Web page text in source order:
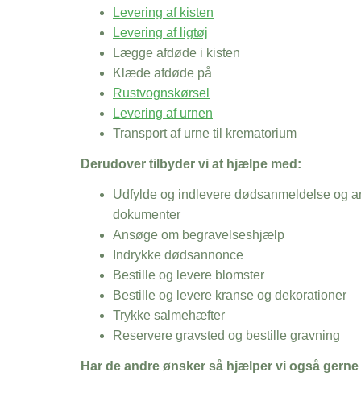
Levering af kisten
Levering af ligtøj
Lægge afdøde i kisten
Klæde afdøde på
Rustvognskørsel
Levering af urnen
Transport af urne til krematorium
Derudover tilbyder vi at hjælpe med:
Udfylde og indlevere dødsanmeldelse og
dokumenter
Ansøge om begravelseshjælp
Indrykke dødsannonce
Bestille og levere blomster
Bestille og levere kranse og dekorationer
Trykke salmehæfter
Reservere gravsted og bestille gravning
Har de andre ønsker så hjælper vi også gerne